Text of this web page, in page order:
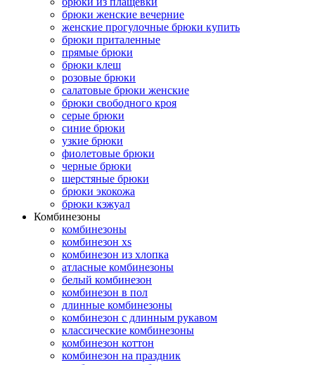
брюки женские вечерние
женские прогулочные брюки купить
брюки приталенные
прямые брюки
брюки клеш
розовые брюки
салатовые брюки женские
брюки свободного кроя
серые брюки
синие брюки
узкие брюки
фиолетовые брюки
черные брюки
шерстяные брюки
брюки экокожа
брюки кэжуал
Комбинезоны
комбинезоны
комбинезон xs
комбинезон из хлопка
атласные комбинезоны
белый комбинезон
комбинезон в пол
длинные комбинезоны
комбинезон с длинным рукавом
классические комбинезоны
комбинезон коттон
комбинезон на праздник